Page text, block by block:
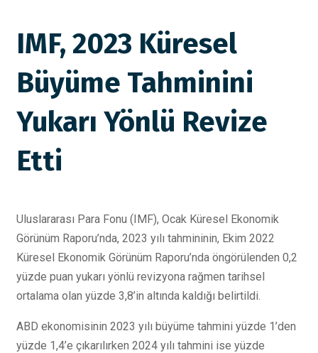
IMF, 2023 Küresel
Büyüme Tahminini
Yukarı Yönlü Revize
Etti
Uluslararası Para Fonu (IMF), Ocak Küresel Ekonomik
Görünüm Raporu’nda, 2023 yılı tahmininin, Ekim 2022
Küresel Ekonomik Görünüm Raporu’nda öngörülenden 0,2
yüzde puan yukarı yönlü revizyona rağmen tarihsel
ortalama olan yüzde 3,8’in altında kaldığı belirtildi.
ABD ekonomisinin 2023 yılı büyüme tahmini yüzde 1’den
yüzde 1,4’e çıkarılırken 2024 yılı tahmini ise yüzde